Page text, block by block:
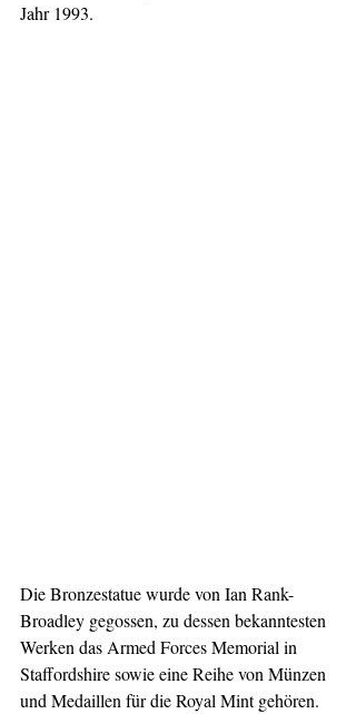
Jahr 1993.
Die Bronzestatue wurde von Ian Rank-
Broadley gegossen, zu dessen bekanntesten
Werken das Armed Forces Memorial in
Staffordshire sowie eine Reihe von Münzen
und Medaillen für die Royal Mint gehören.